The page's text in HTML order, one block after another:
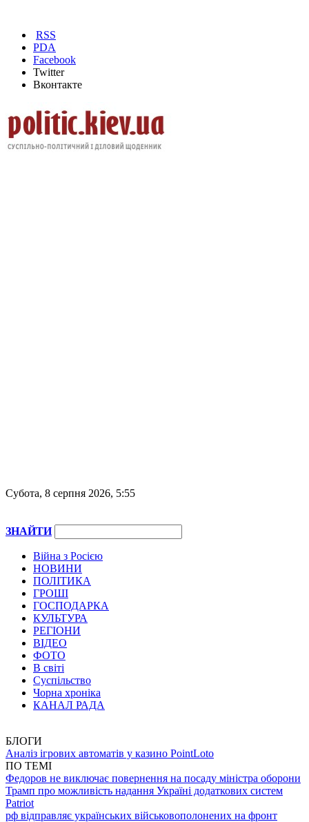
RSS
PDA
Facebook
Twitter
Вконтакте
Субота, 8 серпня 2026, 5:55
ЗНАЙТИ
Війна з Росією
НОВИНИ
ПОЛІТИКА
ГРОШІ
ГОСПОДАРКА
КУЛЬТУРА
РЕГІОНИ
ВІДЕО
ФОТО
В світі
Суспільство
Чорна хроніка
КАНАЛ РАДА
БЛОГИ
Аналіз ігрових автоматів у казино PointLoto
ПО ТЕМІ
Федоров не виключає повернення на посаду міністра оборони
Трамп про можливість надання Україні додаткових систем
Patriot
рф відправляє українських військовополонених на фронт